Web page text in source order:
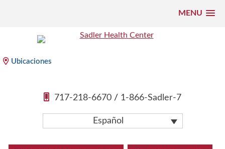
MENU
contenido
Ubicaciones
717-218-6670 / 1-866-Sadler-7
Español